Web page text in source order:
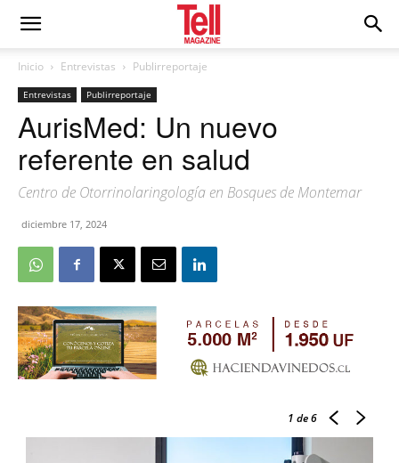
Inicio Entrevistas Publirreportaje
Entrevistas Publirreportaje
AurisMed: Un nuevo
referente en salud
Centro de Otorrinolaringología en Bosques de Montemar
diciembre 17, 2024
1 de 6